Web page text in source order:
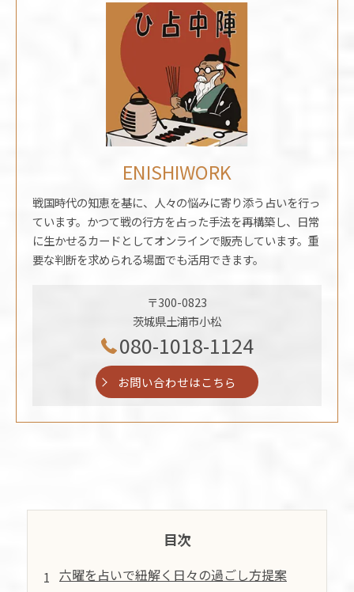
ENISHIWORK
戦国時代の知恵を基に、人々の悩みに寄り添う占いを行っ
ています。かつて戦の行方を占った手法を再構築し、日常
に生かせるカードとしてオンラインで販売しています。重
要な判断を求められる場面でも活用できます。
〒300-0823
茨城県土浦市小松
080-1018-1124
お問い合わせはこちら
目次
六曜を占いで紐解く日々の過ごし方提案